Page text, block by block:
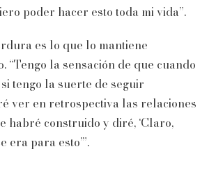
poder hacer esto toda mi vida”.
es lo que lo mantiene
“Tengo la sensación de que cuando
tengo la suerte de seguir
ver en retrospectiva las relaciones
habré construido y diré, ‘Claro,
era para esto’”.